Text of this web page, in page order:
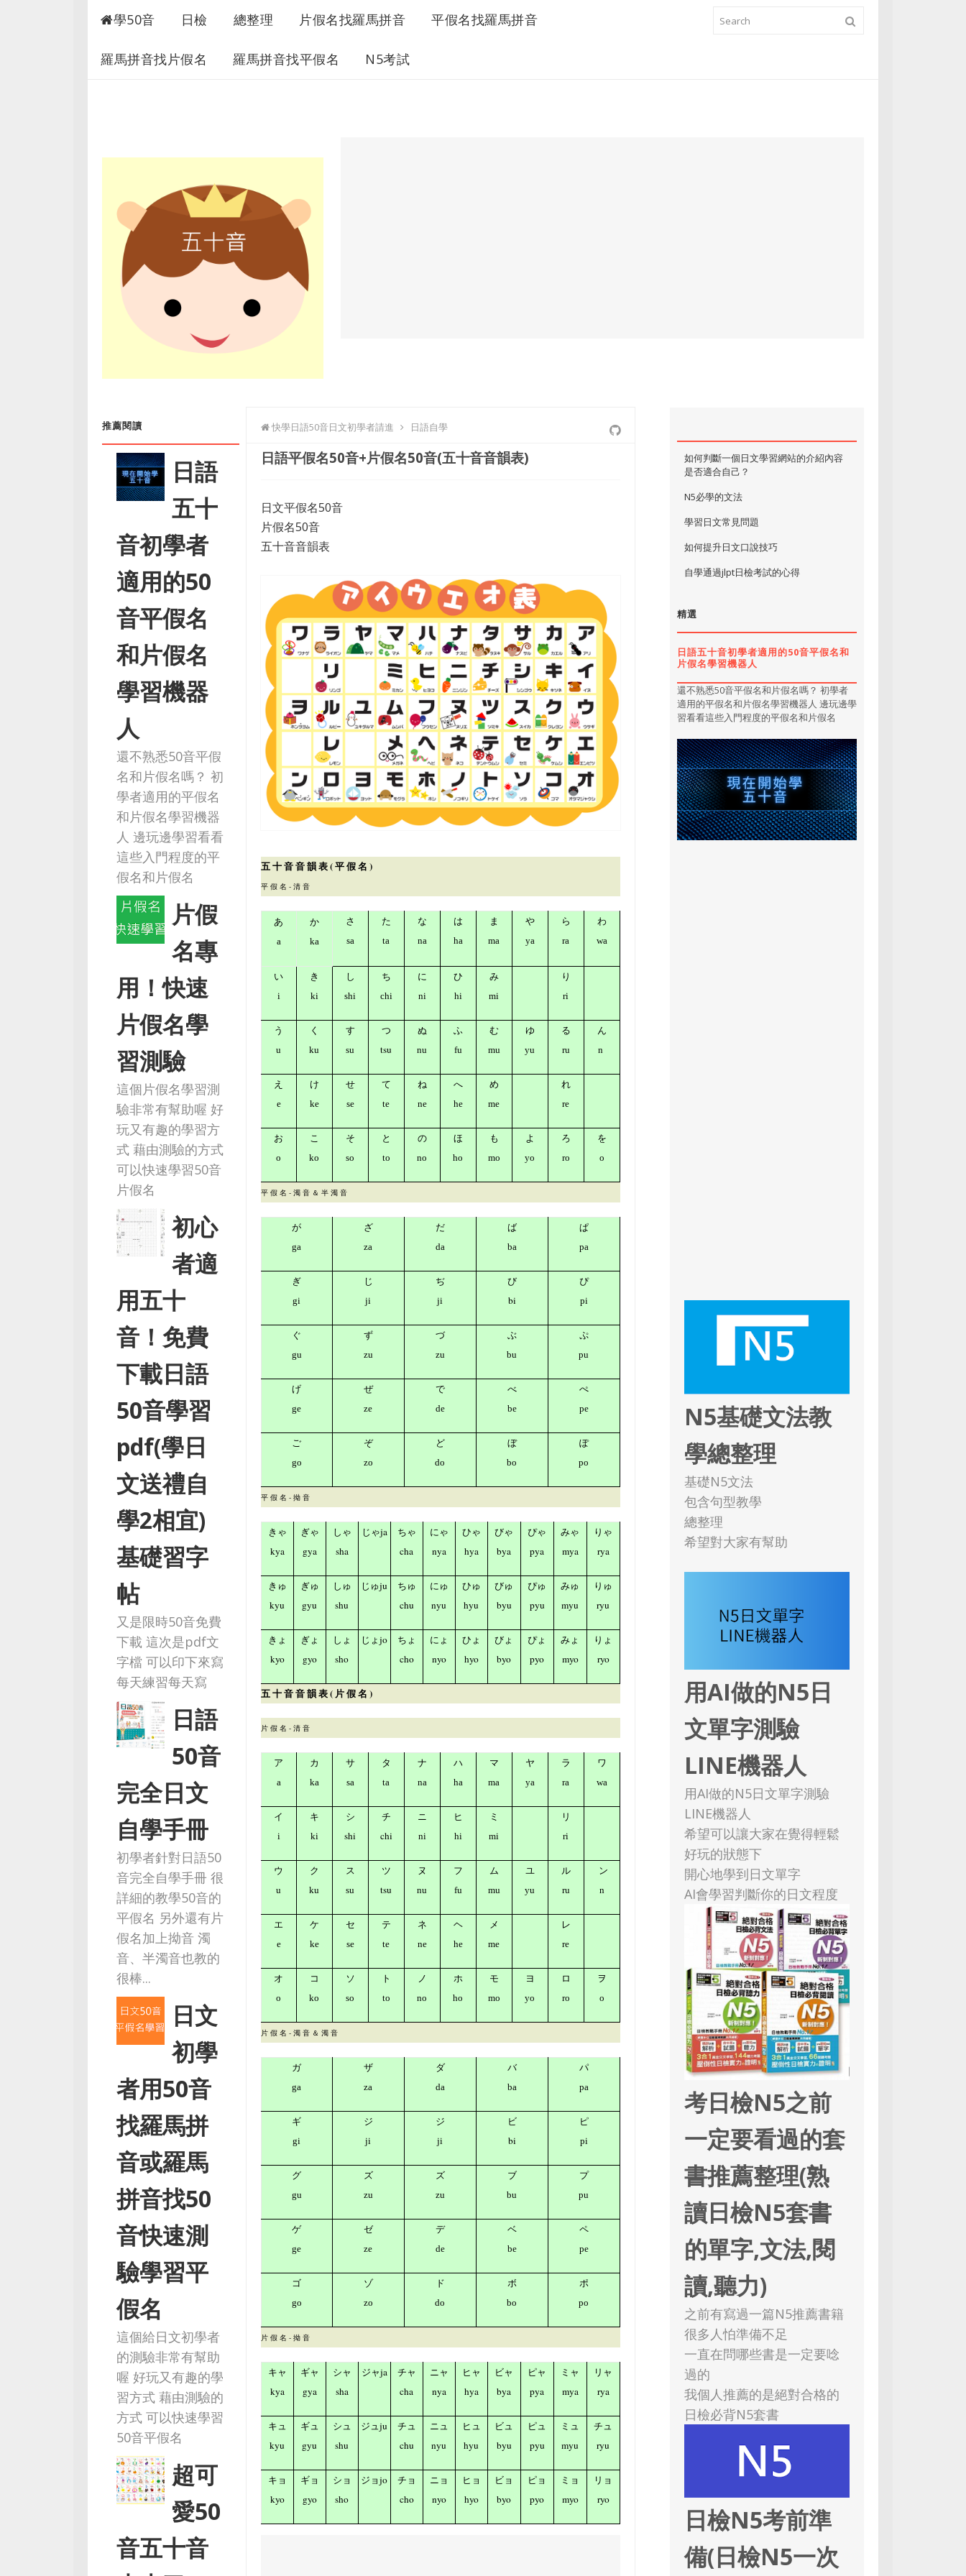
學50音 日檢 總整理 片假名找羅馬拼音 平假名找羅馬拼音
羅馬拼音找片假名 羅馬拼音找平假名 N5考試
推薦閱讀
日語
五十
音初學者
適用的50
音平假名
和片假名
學習機器
人
還不熟悉50音平假
名和片假名嗎？ 初
學者適用的平假名
和片假名學習機器
人 邊玩邊學習看看
這些入門程度的平
假名和片假名
片假
名專
用！快速
片假名學
習測驗
這個片假名學習測
驗非常有幫助喔 好
玩又有趣的學習方
式 藉由測驗的方式
可以快速學習50音
片假名
初心
者適
用五十
音！免費
下載日語
50音學習
pdf(學日
文送禮自
學2相宜)
基礎習字
帖
又是限時50音免費
下載 這次是pdf文
字檔 可以印下來寫
每天練習每天寫
日語
50音
完全日文
自學手冊
初學者針對日語50
音完全自學手冊 很
詳細的教學50音的
平假名 另外還有片
假名加上拗音 濁
音、半濁音也教的
很棒...
日文
初學
者用50音
找羅馬拼
音或羅馬
拼音找50
音快速測
驗學習平
假名
這個給日文初學者
的測驗非常有幫助
喔 好玩又有趣的學
習方式 藉由測驗的
方式 可以快速學習
50音平假名
超可
愛50
音五十音
快學日語50音日文初學者請進 日語自學
日語平假名50音+片假名50音(五十音音韻表)
日文平假名50音
片假名50音
五十音音韻表
五 十 音 音 韻 表 ( 平 假 名 )
平 假 名 - 清 音
あ
a
か
ka
さ
sa
た
ta
な
na
は
ha
ま
ma
や
ya
ら
ra
わ
wa
い
i
き
ki
し
shi
ち
chi
に
ni
ひ
hi
み
mi
り
ri
う
u
く
ku
す
su
つ
tsu
ぬ
nu
ふ
fu
む
mu
ゆ
yu
る
ru
ん
n
え
e
け
ke
せ
se
て
te
ね
ne
へ
he
め
me
れ
re
お
o
こ
ko
そ
so
と
to
の
no
ほ
ho
も
mo
よ
yo
ろ
ro
を
o
平 假 名 - 濁 音 ＆ 半 濁 音
が
ga
ざ
za
だ
da
ば
ba
ぱ
pa
ぎ
gi
じ
ji
ぢ
ji
び
bi
ぴ
pi
ぐ
gu
ず
zu
づ
zu
ぶ
bu
ぷ
pu
げ
ge
ぜ
ze
で
de
べ
be
ぺ
pe
ご
go
ぞ
zo
ど
do
ぼ
bo
ぽ
po
平 假 名 - 拗 音
きゃ
kya
ぎゃ
gya
しゃ
sha
じゃja ちゃ
cha
にゃ
nya
ひゃ
hya
びゃ
bya
ぴゃ
pya
みゃ
mya
りゃ
rya
きゅ
kyu
ぎゅ
gyu
しゅ
shu
じゅju ちゅ
chu
にゅ
nyu
ひゅ
hyu
びゅ
byu
ぴゅ
pyu
みゅ
myu
りゅ
ryu
きょ
kyo
ぎょ
gyo
しょ
sho
じょjo ちょ
cho
にょ
nyo
ひょ
hyo
びょ
byo
ぴょ
pyo
みょ
myo
りょ
ryo
五 十 音 音 韻 表 ( 片 假 名 )
片 假 名 - 清 音
ア
a
カ
ka
サ
sa
タ
ta
ナ
na
ハ
ha
マ
ma
ヤ
ya
ラ
ra
ワ
wa
イ
i
キ
ki
シ
shi
チ
chi
ニ
ni
ヒ
hi
ミ
mi
リ
ri
ウ
u
ク
ku
ス
su
ツ
tsu
ヌ
nu
フ
fu
ム
mu
ユ
yu
ル
ru
ン
n
エ
e
ケ
ke
セ
se
テ
te
ネ
ne
ヘ
he
メ
me
レ
re
オ
o
コ
ko
ソ
so
ト
to
ノ
no
ホ
ho
モ
mo
ヨ
yo
ロ
ro
ヲ
o
片 假 名 - 濁 音 ＆ 濁 音
ガ
ga
ザ
za
ダ
da
バ
ba
パ
pa
ギ
gi
ジ
ji
ジ
ji
ビ
bi
ピ
pi
グ
gu
ズ
zu
ズ
zu
ブ
bu
プ
pu
ゲ
ge
ゼ
ze
デ
de
ベ
be
ペ
pe
ゴ
go
ゾ
zo
ド
do
ボ
bo
ポ
po
片 假 名 - 拗 音
キャ
kya
ギャ
gya
シャ
sha
ジャja チャ
cha
ニャ
nya
ヒャ
hya
ビャ
bya
ピャ
pya
ミャ
mya
リャ
rya
キュ
kyu
ギュ
gyu
シュ
shu
ジュju チュ
chu
ニュ
nyu
ヒュ
hyu
ビュ
byu
ピュ
pyu
ミュ
myu
チュ
ryu
キョ
kyo
ギョ
gyo
ショ
sho
ジョjo チョ
cho
ニョ
nyo
ヒョ
hyo
ビョ
byo
ピョ
pyo
ミョ
myo
リョ
ryo
如何判斷一個日文學習網站的介紹內容
是否適合自己？
N5必學的文法
學習日文常見問題
如何提升日文口說技巧
自學通過jlpt日檢考試的心得
精選
日語五十音初學者適用的50音平假名和
片假名學習機器人
還不熟悉50音平假名和片假名嗎？ 初學者
適用的平假名和片假名學習機器人 邊玩邊學
習看看這些入門程度的平假名和片假名
N5基礎文法教
學總整理
基礎N5文法
包含句型教學
總整理
希望對大家有幫助
用AI做的N5日
文單字測驗
LINE機器人
用AI做的N5日文單字測驗
LINE機器人
希望可以讓大家在覺得輕鬆
好玩的狀態下
開心地學到日文單字
AI會學習判斷你的日文程度
考日檢N5之前
一定要看過的套
書推薦整理(熟
讀日檢N5套書
的單字,文法,閱
讀,聽力)
之前有寫過一篇N5推薦書籍
很多人怕準備不足
一直在問哪些書是一定要唸
過的
我個人推薦的是絕對合格的
日檢必背N5套書
日檢N5考前準
備(日檢N5一次